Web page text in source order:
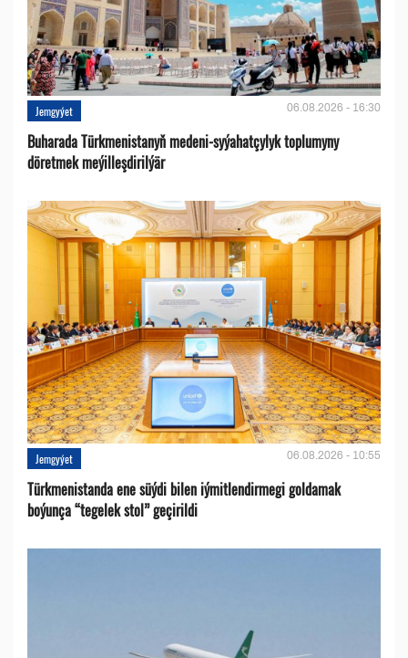
Jemgyýet 06.08.2026 - 16:30
Buharada Türkmenistanyň medeni-syýahatçylyk toplumyny
döretmek meýilleşdirilýär
Jemgyýet 06.08.2026 - 10:55
Türkmenistanda ene süýdi bilen iýmitlendirmegi goldamak
boýunça “tegelek stol” geçirildi